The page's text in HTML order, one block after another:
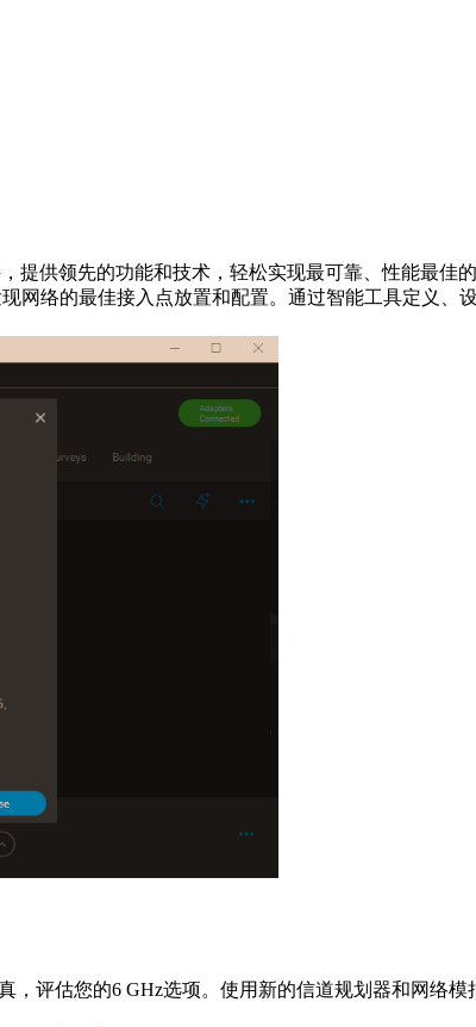
提供领先的功能和技术，轻松实现最可靠、性能最佳
网络的最佳接入点放置和配置。通过智能工具定义、
评估您的6 GHz选项。使用新的信道规划器和网络